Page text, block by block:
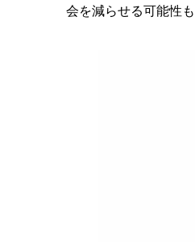
会を減らせる可能性も